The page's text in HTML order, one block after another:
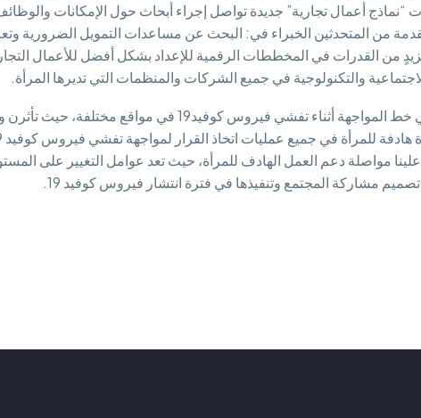
أعمال تجارية” جديدة تواصل إجراء أبحاث حول الإمكانات والوظائف
من المتحدثين الخبراء في: البحث عن مساعدات التمويل الضرورية
مزيدٍ من القدرات في المخططات الرقمية للإعداد بشكل أفضل للأعمال
والتكنولوجية في جميع الشركات والمنظمات التي تديرها المرأة.
كانت السيدات في هذه الفعالية أيضًا في خط المواجهة
تطور أزمة كوفيد 19، يجب علينا مواصلة دعم العمل الهادف للمرأة، حيث تعد عوامل
مشاركة المجتمع وتنفيذها في فترة انتشار فيروس كوفيد 19.